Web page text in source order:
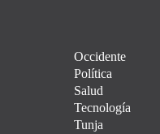
Occidente
Política
Salud
Tecnología
Tunja